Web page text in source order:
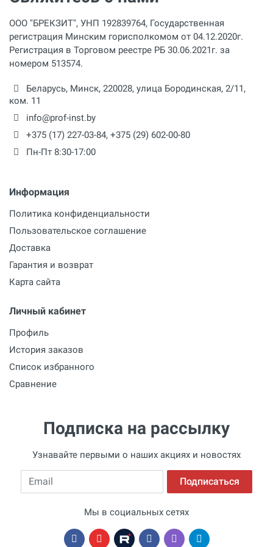
ООО "БРЕКЗИТ", УНП 192839764, Государственная
регистрация Минским горисполкомом от 04.12.2020г.
Регистрация в Торговом реестре РБ 30.06.2021г. за
номером 513574.
Беларусь, Минск, 220028, улица Бородинская, 2/11,
ком. 11
info@prof-inst.by
+375 (17) 227-03-84, +375 (29) 602-00-80
Пн-Пт 8:30-17:00
Информация
Политика конфиденциальности
Пользовательское соглашение
Доставка
Гарантия и возврат
Карта сайта
Личный кабинет
Профиль
История заказов
Список избранного
Сравнение
Подписка на рассылку
Узнавайте первыми о наших акциях и новостях
Email Подписаться
Мы в социальных сетях